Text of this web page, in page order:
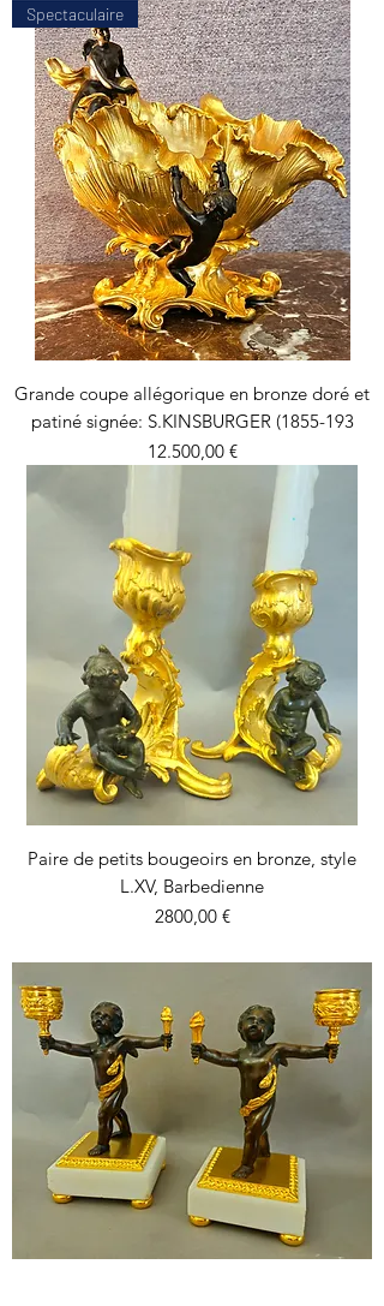
Spectaculaire
Grande coupe allégorique en bronze doré et
patiné signée: S.KINSBURGER (1855-193
Precio
12.500,00 €
Paire de petits bougeoirs en bronze, style
L.XV, Barbedienne
Precio
2800,00 €